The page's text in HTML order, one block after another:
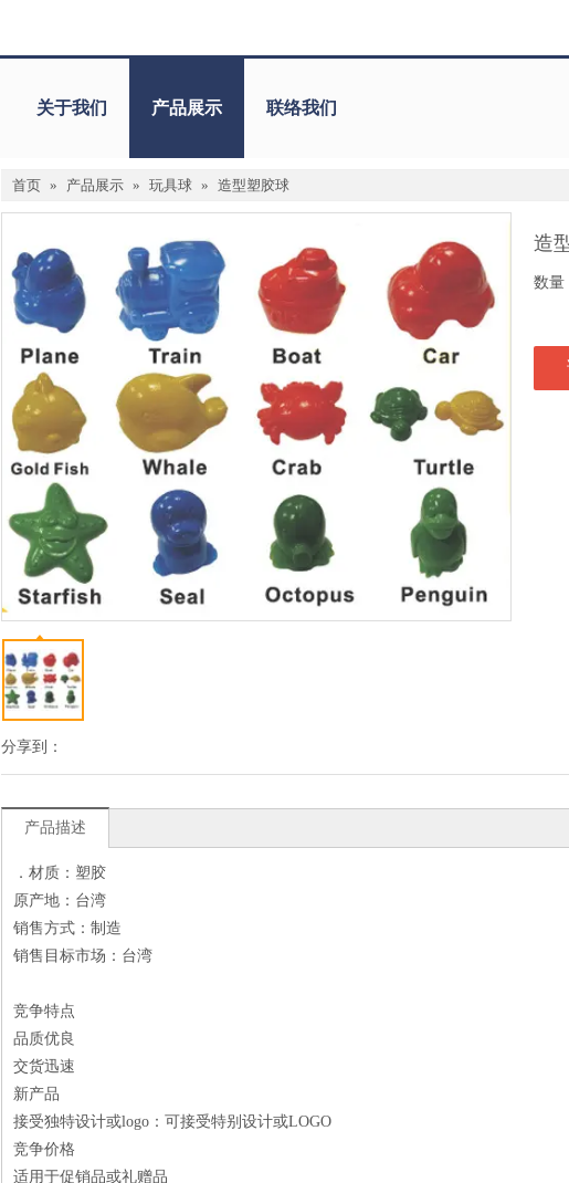
关于我们 产品展示 联络我们
首页 » 产品展示 » 玩具球 » 造型塑胶球
分享到：
造
数量
产品描述
．材质：塑胶
原产地：台湾
销售方式：制造
销售目标市场：台湾
竞争特点
品质优良
交货迅速
新产品
接受独特设计或logo：可接受特别设计或LOGO
竞争价格
适用于促销品或礼赠品